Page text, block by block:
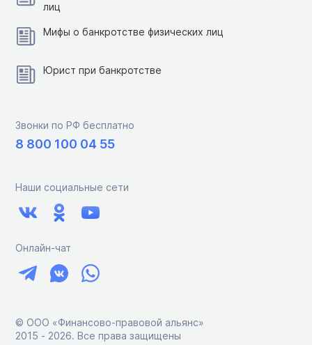
лиц
Мифы о банкротстве физических лиц
Юрист при банкротстве
Звонки по РФ бесплатно
8 800 100 04 55
Наши социальные сети
Онлайн-чат
© ООО «Финансово-правовой альянс»
2015 ‑ 2026. Все права защищены